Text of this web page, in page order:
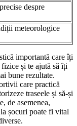
despre
meteorologice
importantă care îți
și te ajută să îți
bune rezultate.
care practică
traseele și să-și
de asemenea,
la șocuri poate fi vital